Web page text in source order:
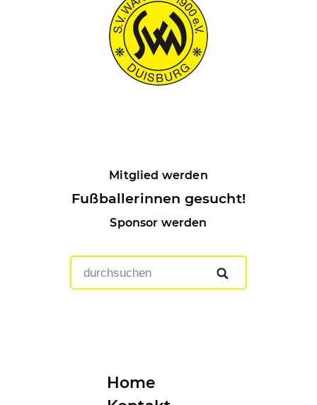
Mitglied werden
Fußballerinnen gesucht!
Sponsor werden
Home